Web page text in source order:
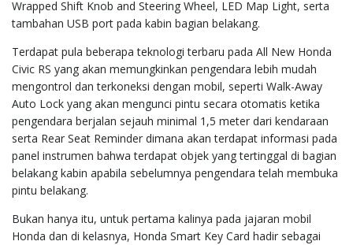
Wrapped Shift Knob and Steering Wheel, LED Map Light, serta
tambahan USB port pada kabin bagian belakang.
Terdapat pula beberapa teknologi terbaru pada All New Honda
Civic RS yang akan memungkinkan pengendara lebih mudah
mengontrol dan terkoneksi dengan mobil, seperti Walk-Away
Auto Lock yang akan mengunci pintu secara otomatis ketika
pengendara berjalan sejauh minimal 1,5 meter dari kendaraan
serta Rear Seat Reminder dimana akan terdapat informasi pada
panel instrumen bahwa terdapat objek yang tertinggal di bagian
belakang kabin apabila sebelumnya pengendara telah membuka
pintu belakang.
Bukan hanya itu, untuk pertama kalinya pada jajaran mobil
Honda dan di kelasnya, Honda Smart Key Card hadir sebagai